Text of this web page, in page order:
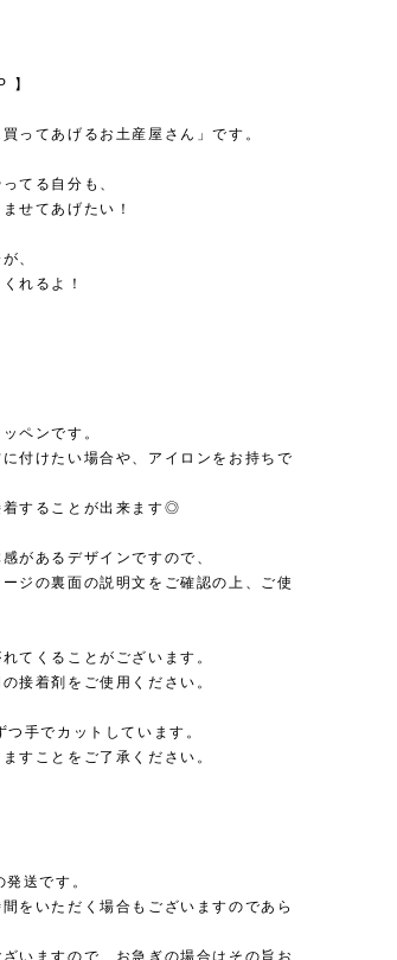
】
ってあげるお土産屋さん」です。
てる自分も、
せてあげたい！
、
れるよ！
ペンです。
付けたい場合や、アイロンをお持ちで
することが出来ます◎
があるデザインですので、
ジの裏面の説明文をご確認の上、ご使
てくることがございます。
接着剤をご使用ください。
手でカットしています。
すことをご了承ください。
送です。
をいただく場合もございますのであら